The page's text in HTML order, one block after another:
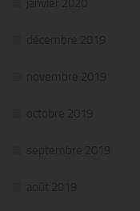
janvier 2020
décembre 2019
novembre 2019
octobre 2019
septembre 2019
août 2019